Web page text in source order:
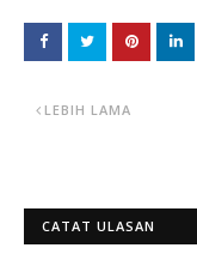
LEBIH LAMA
CATAT ULASAN